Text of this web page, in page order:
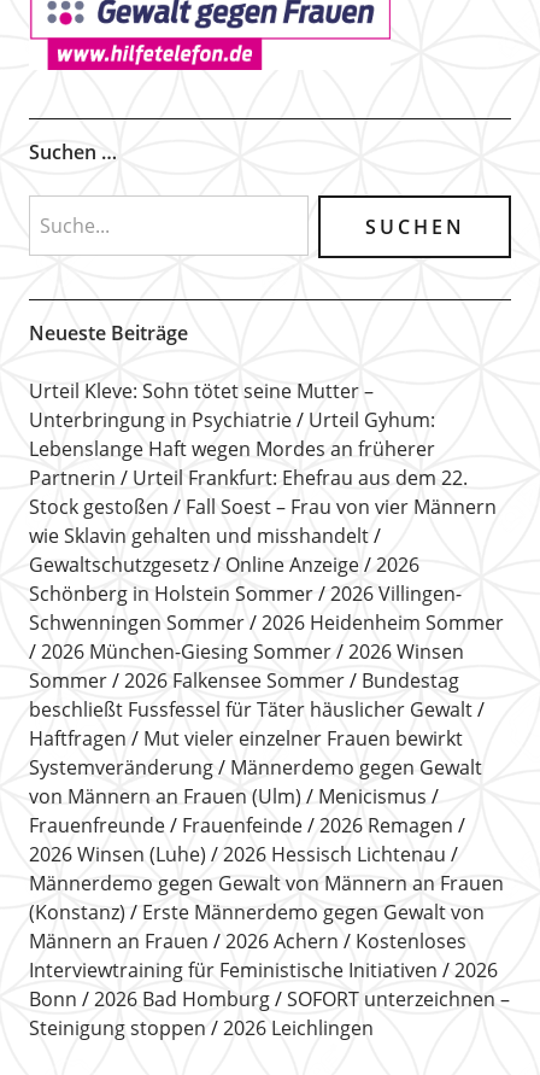
Suchen …
Neueste Beiträge
Urteil Kleve: Sohn tötet seine Mutter –
Unterbringung in Psychiatrie
Urteil Gyhum:
Lebenslange Haft wegen Mordes an früherer
Partnerin
Urteil Frankfurt: Ehefrau aus dem 22.
Stock gestoßen
Fall Soest – Frau von vier Männern
wie Sklavin gehalten und misshandelt
Gewaltschutzgesetz
Online Anzeige
2026
Schönberg in Holstein Sommer
2026 Villingen-
Schwenningen Sommer
2026 Heidenheim Sommer
2026 München-Giesing Sommer
2026 Winsen
Sommer
2026 Falkensee Sommer
Bundestag
beschließt Fussfessel für Täter häuslicher Gewalt
Haftfragen
Mut vieler einzelner Frauen bewirkt
Systemveränderung
Männerdemo gegen Gewalt
von Männern an Frauen (Ulm)
Menicismus
Frauenfreunde
Frauenfeinde
2026 Remagen
2026 Winsen (Luhe)
2026 Hessisch Lichtenau
Männerdemo gegen Gewalt von Männern an Frauen
(Konstanz)
Erste Männerdemo gegen Gewalt von
Männern an Frauen
2026 Achern
Kostenloses
Interviewtraining für Feministische Initiativen
2026
Bonn
2026 Bad Homburg
SOFORT unterzeichnen –
Steinigung stoppen
2026 Leichlingen